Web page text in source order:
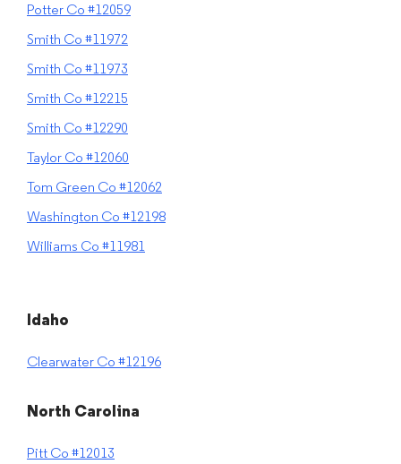
Potter Co #12059
Smith Co #11972
Smith Co #11973
Smith Co #12215
Smith Co #12290
Taylor Co #12060
Tom Green Co #12062
Washington Co #12198
Williams Co #11981
Idaho
Clearwater Co #12196
North Carolina
Pitt Co #12013